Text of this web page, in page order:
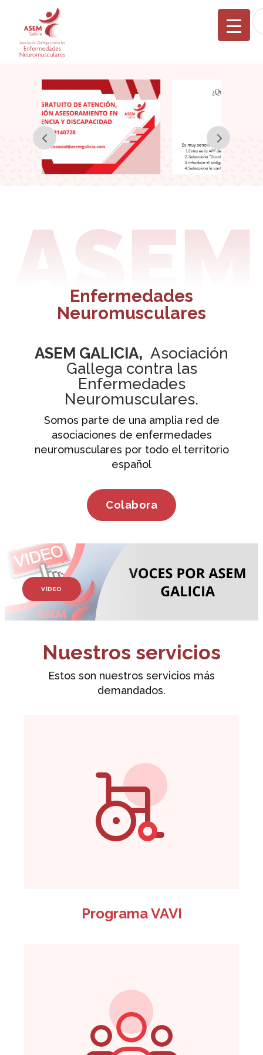
Enfermedades
Neuromusculares
ASEM GALICIA, Asociación
Gallega contra las
Enfermedades
Neuromusculares.
Somos parte de una amplia red de
asociaciones de enfermedades
neuromusculares por todo el territorio
español
Colabora
VÍDEO
Nuestros servicios
Estos son nuestros servicios más
demandados.
Programa VAVI